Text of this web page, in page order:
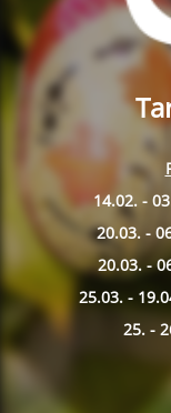
14.02. -
20.03. -
20.03. -
25.03. -
25. -